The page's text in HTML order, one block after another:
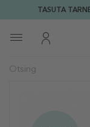
TASUTA